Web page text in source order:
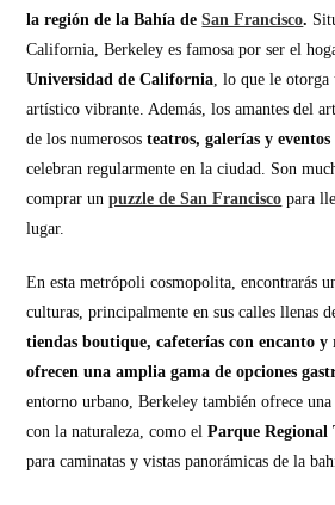
la región de la Bahía deSan Francisco.
California, Berkeley es famosa por ser el
Universidad de California, lo que le otorga
artístico vibrante. Además, los amantes del
de los numerososteatros, galerías y
celebran regularmente en la ciudad. Son
comprar unpuzzle de San Francisco para
lugar.
En esta metrópoli cosmopolita, encontrarás
culturas, principalmente en sus calles llenas
tiendas boutique, cafeterías con encanto y
ofrecen una amplia gama de opciones
entorno urbano, Berkeley también ofrece
con la naturaleza, como elParque Regional
para caminatas y vistas panorámicas de la